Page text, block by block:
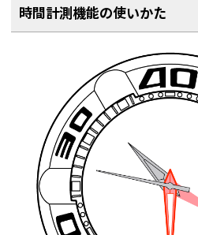
時間計測機能の使いかた